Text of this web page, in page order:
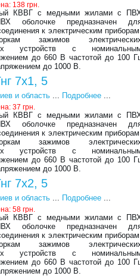
138 грн.
КВВГ с медными жилами с
оболочке предназначен
к электрическим
зажимов
устройств с
до 660 В частотой до 100
до 1000 В.
7х1, 5
и область ... Подробнее ...
37 грн.
КВВГ с медными жилами с
оболочке предназначен
к электрическим
зажимов
устройств с
до 660 В частотой до 100
до 1000 В.
7х2, 5
и область ... Подробнее ...
58 грн.
КВВГ с медными жилами с
оболочке предназначен
к электрическим
зажимов
устройств с
до 660 В частотой до 100
до 1000 В.